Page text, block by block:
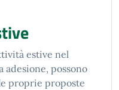
estive nel
possono
proprie proposte